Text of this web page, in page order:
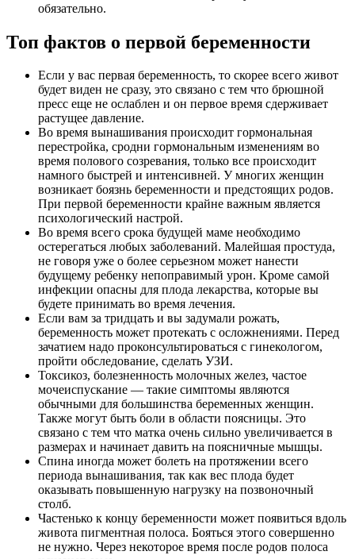
обязательно.
Топ фактов о первой беременности
Если у вас первая беременность, то скорее всего живот
будет виден не сразу, это связано с тем что брюшной
пресс еще не ослаблен и он первое время сдерживает
растущее давление.
Во время вынашивания происходит гормональная
перестройка, сродни гормональным изменениям во
время полового созревания, только все происходит
намного быстрей и интенсивней. У многих женщин
возникает боязнь беременности и предстоящих родов.
При первой беременности крайне важным является
психологический настрой.
Во время всего срока будущей маме необходимо
остерегаться любых заболеваний. Малейшая простуда,
не говоря уже о более серьезном может нанести
будущему ребенку непоправимый урон. Кроме самой
инфекции опасны для плода лекарства, которые вы
будете принимать во время лечения.
Если вам за тридцать и вы задумали рожать,
беременность может протекать с осложнениями. Перед
зачатием надо проконсультироваться с гинекологом,
пройти обследование, сделать УЗИ.
Токсикоз, болезненность молочных желез, частое
мочеиспускание — такие симптомы являются
обычными для большинства беременных женщин.
Также могут быть боли в области поясницы. Это
связано с тем что матка очень сильно увеличивается в
размерах и начинает давить на поясничные мышцы.
Спина иногда может болеть на протяжении всего
периода вынашивания, так как вес плода будет
оказывать повышенную нагрузку на позвоночный
столб.
Частенько к концу беременности может появиться вдоль
живота пигментная полоса. Бояться этого совершенно
не нужно. Через некоторое время после родов полоса